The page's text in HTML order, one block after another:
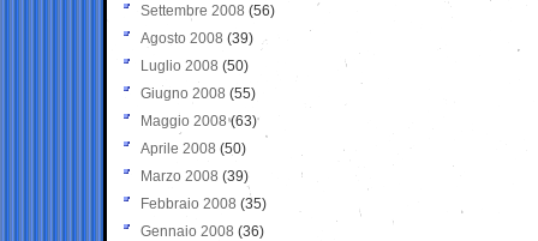
Settembre 2008 (56)
Agosto 2008 (39)
Luglio 2008 (50)
Giugno 2008 (55)
Maggio 2008(63)
Aprile 2008 (50)
Marzo 2008 (39)
Febbraio 2008 (35)
Gennaio 2008 (36)